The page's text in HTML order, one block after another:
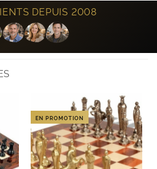
DEPUIS 2008
EN PROMOTION